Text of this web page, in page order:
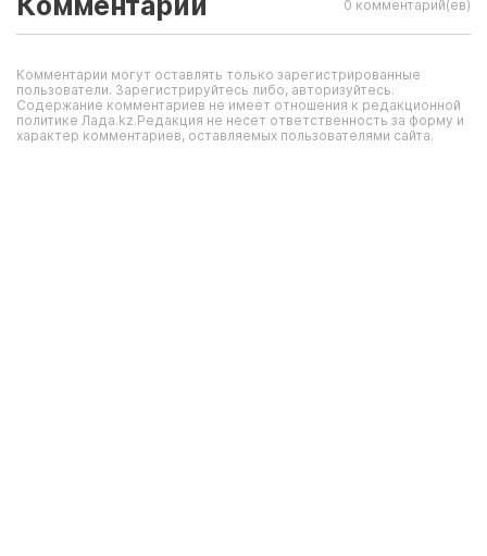
0 комментарий(ев)
Комментарии могут оставлять только зарегистрированные
пользователи. Зарегистрируйтесь либо, авторизуйтесь.
Содержание комментариев не имеет отношения к редакционной
политике Лада.kz.Редакция не несет ответственность за форму и
характер комментариев, оставляемых пользователями сайта.